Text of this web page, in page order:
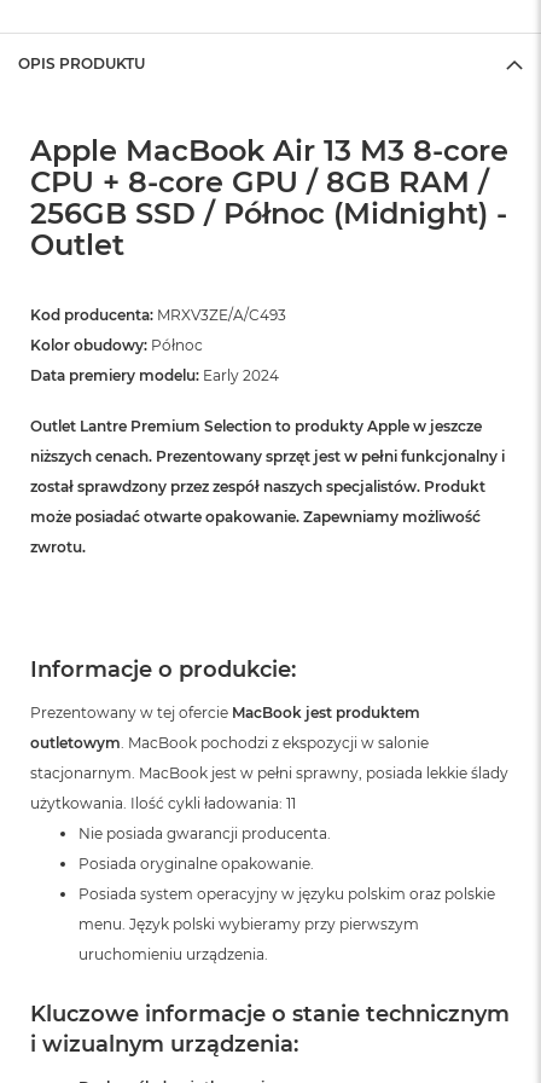
OPIS PRODUKTU
Apple MacBook Air 13 M3 8-core
CPU + 8-core GPU / 8GB RAM /
256GB SSD / Północ (Midnight) -
Outlet
Kod producenta: MRXV3ZE/A/C493
Kolor obudowy: Północ
Data premiery modelu: Early 2024
Outlet Lantre Premium Selection to produkty Apple w jeszcze
niższych cenach. Prezentowany sprzęt jest w pełni funkcjonalny i
został sprawdzony przez zespół naszych specjalistów. Produkt
może posiadać otwarte opakowanie. Zapewniamy możliwość
zwrotu.
Informacje o produkcie:
Prezentowany w tej ofercie MacBook jest produktem
outletowym . MacBook pochodzi z ekspozycji w salonie
stacjonarnym. MacBook jest w pełni sprawny, posiada lekkie ślady
użytkowania. Ilość cykli ładowania: 11
Nie posiada gwarancji producenta.
Posiada oryginalne opakowanie.
Posiada system operacyjny w języku polskim oraz polskie
menu. Język polski wybieramy przy pierwszym
uruchomieniu urządzenia.
Kluczowe informacje o stanie technicznym
i wizualnym urządzenia: